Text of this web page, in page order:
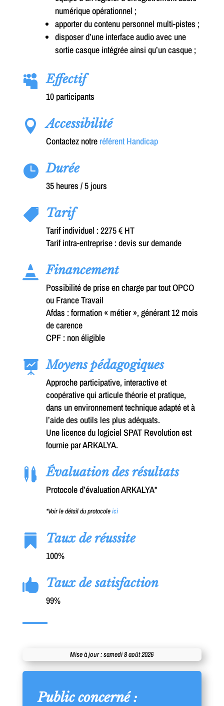
numérique opérationnel ;
apporter du contenu personnel multi-pistes ;
disposer d’une interface audio avec une
sortie casque intégrée ainsi qu’un casque ;
 Effectif
10 participants
 Accessibilité
Contactez notre référent Handicap
 Durée
35 heures / 5 jours
 Tarif
Tarif individuel : 2275 € HT
Tarif intra-entreprise : devis sur demande
 Financement
Possibilité de prise en charge par tout OPCO
ou France Travail
Afdas : formation « métier », générant 12 mois
de carence
CPF : non éligible
 Moyens pédagogiques
Approche participative, interactive et
coopérative qui articule théorie et pratique,
dans un environnement technique adapté et à
l’aide des outils les plus adéquats.
Une licence du logiciel SPAT Revolution est
fournie par ARKALYA.
 Évaluation des résultats
Protocole d’évaluation ARKALYA*
*Voir le détail du protocoleici
 Taux de réussite
100%
 Taux de satisfaction
99%
Mise à jour : samedi 8 août 2026
Public concerné :